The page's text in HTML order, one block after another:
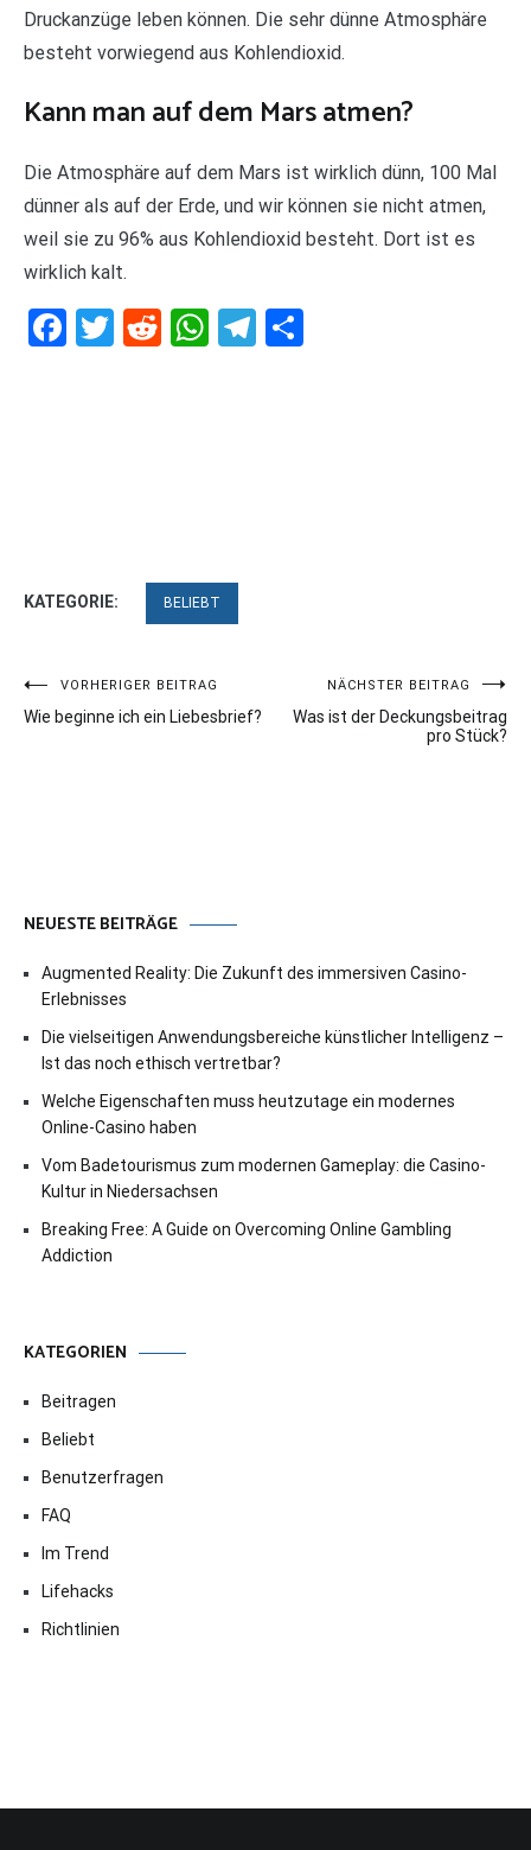
Druckanzüge leben können. Die sehr dünne Atmosphäre
besteht vorwiegend aus Kohlendioxid.
Kann man auf dem Mars atmen?
Die Atmosphäre auf dem Mars ist wirklich dünn, 100 Mal
dünner als auf der Erde, und wir können sie nicht atmen,
weil sie zu 96% aus Kohlendioxid besteht. Dort ist es
wirklich kalt.
Facebook
Twitter
RedditWhatsApp
Telegram
KATEGORIE: BELIEBT
Beitragsnavigation
VORHERIGER BEITRAG
Wie beginne ich ein Liebesbrief?
NÄCHSTER BEITRAG
Was ist der Deckungsbeitrag
pro Stück?
NEUESTE BEITRÄGE
Augmented Reality: Die Zukunft des immersiven Casino-
Erlebnisses
Die vielseitigen Anwendungsbereiche künstlicher Intelligenz –
Ist das noch ethisch vertretbar?
Welche Eigenschaften muss heutzutage ein modernes
Online-Casino haben
Vom Badetourismus zum modernen Gameplay: die Casino-
Kultur in Niedersachsen
Breaking Free: A Guide on Overcoming Online Gambling
Addiction
KATEGORIEN
Beitragen
Beliebt
Benutzerfragen
FAQ
Im Trend
Lifehacks
Richtlinien